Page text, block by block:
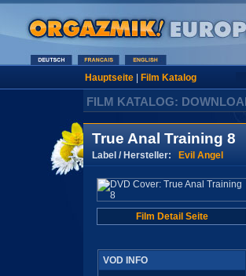
Hauptseite| Film Katalog
FILM KATALOG:
True Anal Training 8
Label / Hersteller: Evil Angel
Film Detail Seite
VOD INFO